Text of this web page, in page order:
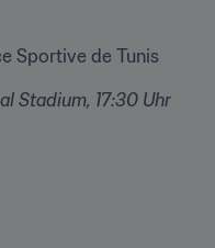
Sportive de Tunis
Stadium, 17:30 Uhr